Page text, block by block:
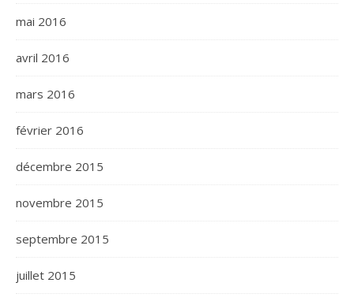
mai 2016
avril 2016
mars 2016
février 2016
décembre 2015
novembre 2015
septembre 2015
juillet 2015